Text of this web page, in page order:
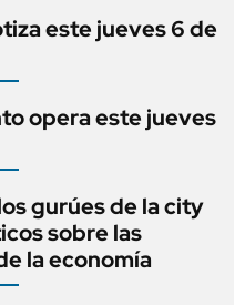
este jueves 6 de
opera este jueves
gurúes de la city
sobre las
la economía